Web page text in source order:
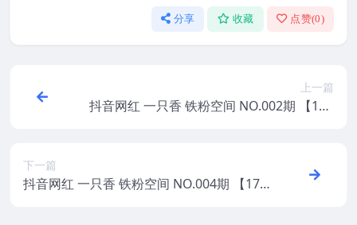
分享 收藏 点赞(0)
上一篇
抖音网红 一只香 铁粉空间 NO.002期 【13P
下一篇
抖音网红 一只香 铁粉空间 NO.004期 【17P